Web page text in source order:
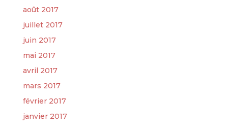
août 2017
juillet 2017
juin 2017
mai 2017
avril 2017
mars 2017
février 2017
janvier 2017